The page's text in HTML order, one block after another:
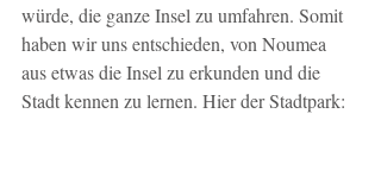
würde, die ganze Insel zu umfahren. Somit
haben wir uns entschieden, von Noumea
aus etwas die Insel zu erkunden und die
Stadt kennen zu lernen. Hier der Stadtpark: